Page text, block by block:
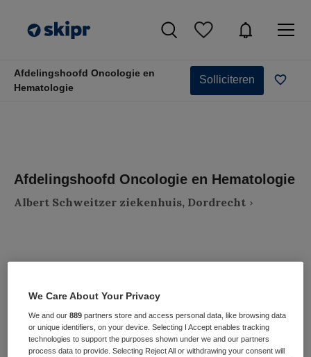
Afdelingshoofd Oncologie en
Hematologie
Solliciteren
Afdelingshoofd Oncologie en Hematologie
Albert Schweitzer ziekenhuis, Dordrecht
Afdelingsmanager
BRANCHE
Ziekenhuis
AANSTELLING
Vaste aanstelling
We Care About Your Privacy
We and our889 partners store and access personal data, like browsing data
or unique identifiers, on your device. Selecting I Accept enables tracking
technologies to support the purposes shown under we and our partners
process data to provide. Selecting Reject All or withdrawing your consent will